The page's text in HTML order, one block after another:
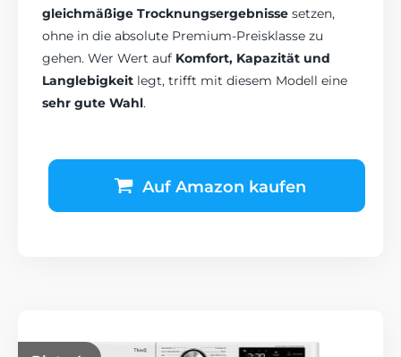
gleichmäßige Trocknungsergebnisse setzen,
ohne in die absolute Premium-Preisklasse zu
gehen. Wer Wert auf Komfort, Kapazität und
Langlebigkeit legt, trifft mit diesem Modell eine
sehr gute Wahl.
Auf Amazon kaufen